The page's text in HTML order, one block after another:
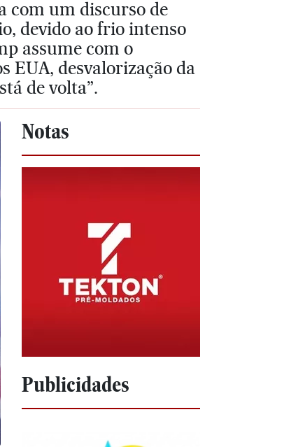
com um discurso de
devido ao frio intenso
assume com o
EUA, desvalorização da
de volta”.
Notas
Publicidades